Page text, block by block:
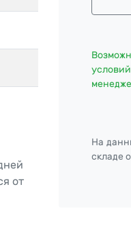
от
На
складе